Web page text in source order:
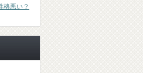
格悪い？